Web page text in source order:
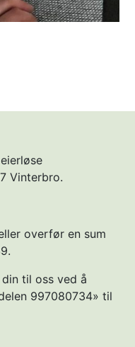
Vinterbro.
overfør en sum
til oss ved å
997080734» til